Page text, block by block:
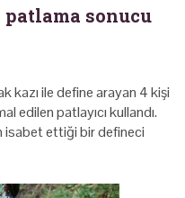
patlama sonucu
kazı ile define arayan 4 kişi
edilen patlayıcı kullandı.
isabet ettiği bir defineci